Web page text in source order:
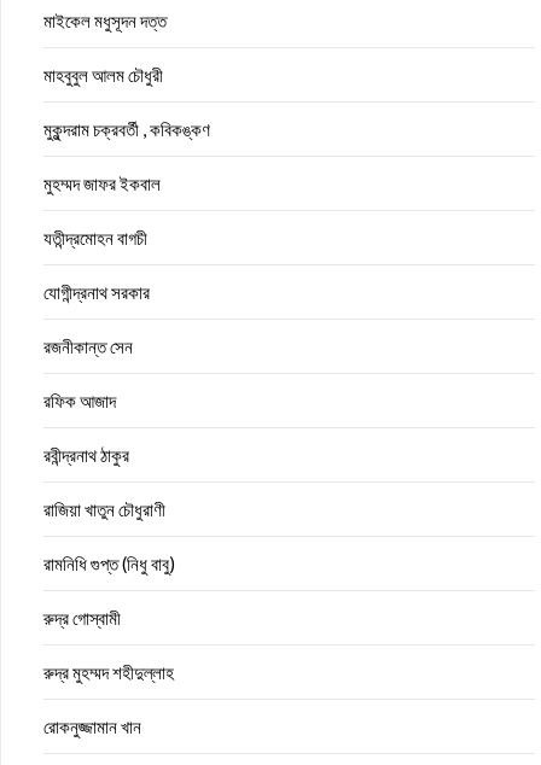
মাইকেল মধুসূদন দত্ত
মাহবুবুল আলম চৌধুরী
মুকুন্দরাম চক্রবর্তী , কবিকঙ্কণ
মুহম্মদ জাফর ইকবাল
যতীন্দ্রমোহন বাগচী
যোগীন্দ্রনাথ সরকার
রজনীকান্ত সেন
রফিক আজাদ
রবীন্দ্রনাথ ঠাকুর
রাজিয়া খাতুন চৌধুরাণী
রামনিধি গুপ্ত (নিধু বাবু)
রুদ্র গোস্বামী
রুদ্র মুহম্মদ শহীদুল্লাহ
রোকনুজ্জামান খান